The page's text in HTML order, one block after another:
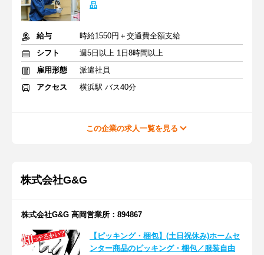
品
給与
時給1550円＋交通費全額支給
シフト
週5日以上 1日8時間以上
雇用形態
派遣社員
アクセス
横浜駅 バス40分
この企業の求人一覧を見る
株式会社G&G
株式会社G&G 高岡営業所：894867
【ピッキング・梱包】(土日祝休み)ホームセ
ンター商品のピッキング・梱包／服装自由